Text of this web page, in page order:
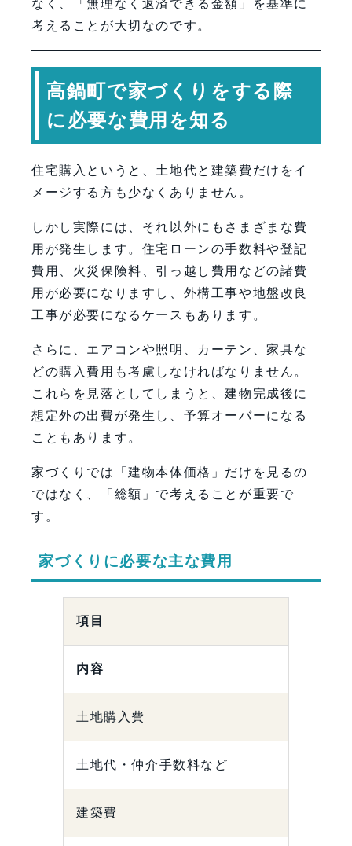
なく、「無理なく返済できる金額」を基準に
考えることが大切なのです。
高鍋町で家づくりをする際
に必要な費用を知る
住宅購入というと、土地代と建築費だけをイ
メージする方も少なくありません。
しかし実際には、それ以外にもさまざまな費
用が発生します。住宅ローンの手数料や登記
費用、火災保険料、引っ越し費用などの諸費
用が必要になりますし、外構工事や地盤改良
工事が必要になるケースもあります。
さらに、エアコンや照明、カーテン、家具な
どの購入費用も考慮しなければなりません。
これらを見落としてしまうと、建物完成後に
想定外の出費が発生し、予算オーバーになる
こともあります。
家づくりでは「建物本体価格」だけを見るの
ではなく、「総額」で考えることが重要で
す。
家づくりに必要な主な費用
項目
内容
土地購入費
土地代・仲介手数料など
建築費